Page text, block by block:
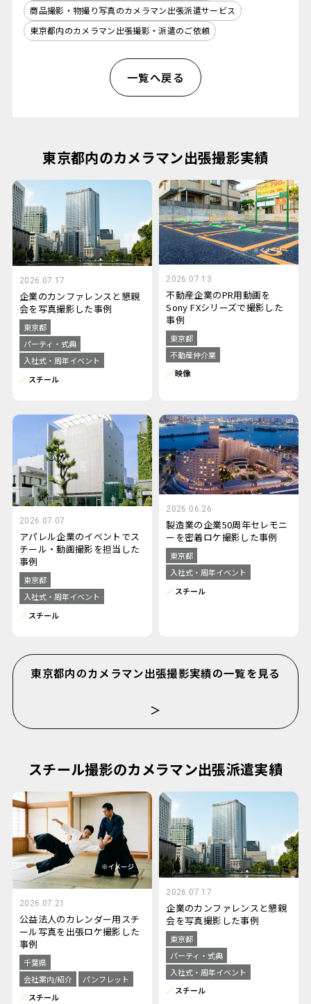
商品撮影・物撮り写真のカメラマン出張派遣サービス
東京都内のカメラマン出張撮影・派遣のご依頼
一覧へ戻る
東京都内のカメラマン出張撮影実績
2026.07.17
企業のカンファレンスと懇親
会を写真撮影した事例
東京都
パーティ・式典
入社式・周年イベント
スチール
2026.07.13
不動産企業のPR用動画を
Sony FXシリーズで撮影した
事例
東京都
不動産仲介業
映像
2026.07.07
アパレル企業のイベントでス
チール・動画撮影を担当した
事例
東京都
入社式・周年イベント
スチール
2026.06.26
製造業の企業50周年セレモニ
ーを密着ロケ撮影した事例
東京都
入社式・周年イベント
スチール
東京都内のカメラマン出張撮影実績の一覧を見る
＞
スチール撮影のカメラマン出張派遣実績
2026.07.21
公益法人のカレンダー用スチ
ール写真を出張ロケ撮影した
事例
千葉県
会社案内/紹介
パンフレット
スチール
2026.07.17
企業のカンファレンスと懇親
会を写真撮影した事例
東京都
パーティ・式典
入社式・周年イベント
スチール